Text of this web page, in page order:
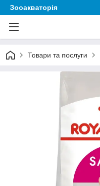
Зооакваторія
Товари та послуги